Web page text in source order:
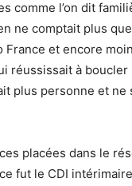
comme l’on dit
ne comptait plus
France et encore
réussissait à
plus personne et ne
placées dans le
fut le CDI